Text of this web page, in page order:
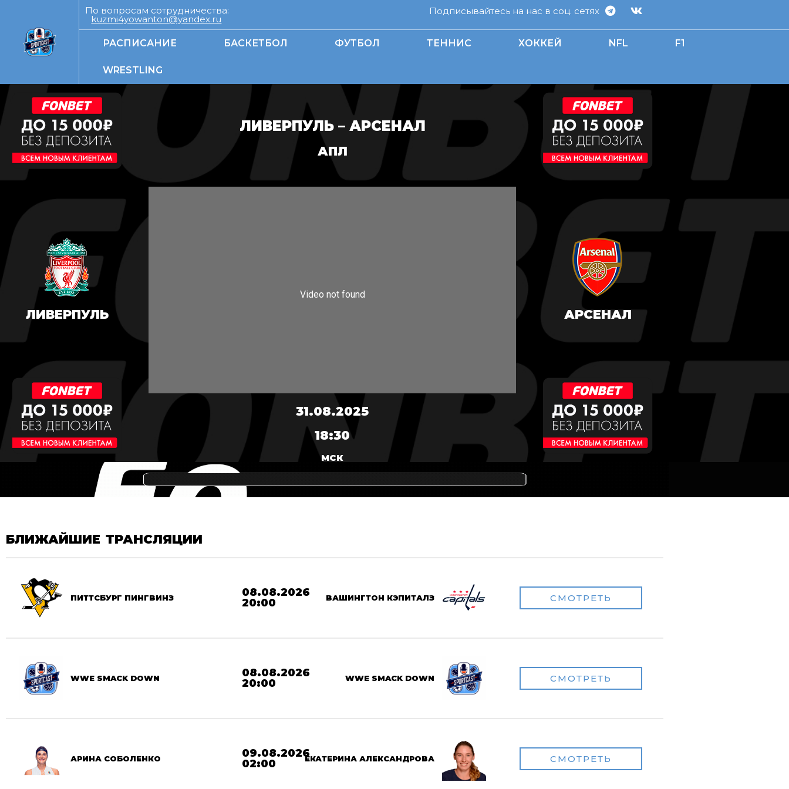
По вопросам сотрудничества:
kuzmi4yowanton@yandex.ru
Подписывайтесь на нас в соц. сетях
РАСПИСАНИЕ БАСКЕТБОЛ ФУТБОЛ ТЕННИС ХОККЕЙ NFL F1
WRESTLING
ЛИВЕРПУЛЬ
ЛИВЕРПУЛЬ – АРСЕНАЛ
АПЛ
31.08.2025
18:30
МСК
АРСЕНАЛ
БЛИЖАЙШИЕ ТРАНСЛЯЦИИ
ПИТТСБУРГ ПИНГВИНЗ
08.08.2026
20:00
ВАШИНГТОН КЭПИТАЛЗ СМОТРЕТЬ
WWE SMACK DOWN
08.08.2026
20:00
WWE SMACK DOWN СМОТРЕТЬ
АРИНА СОБОЛЕНКО
09.08.2026
02:00
ЕКАТЕРИНА АЛЕКСАНДРОВА СМОТРЕТЬ